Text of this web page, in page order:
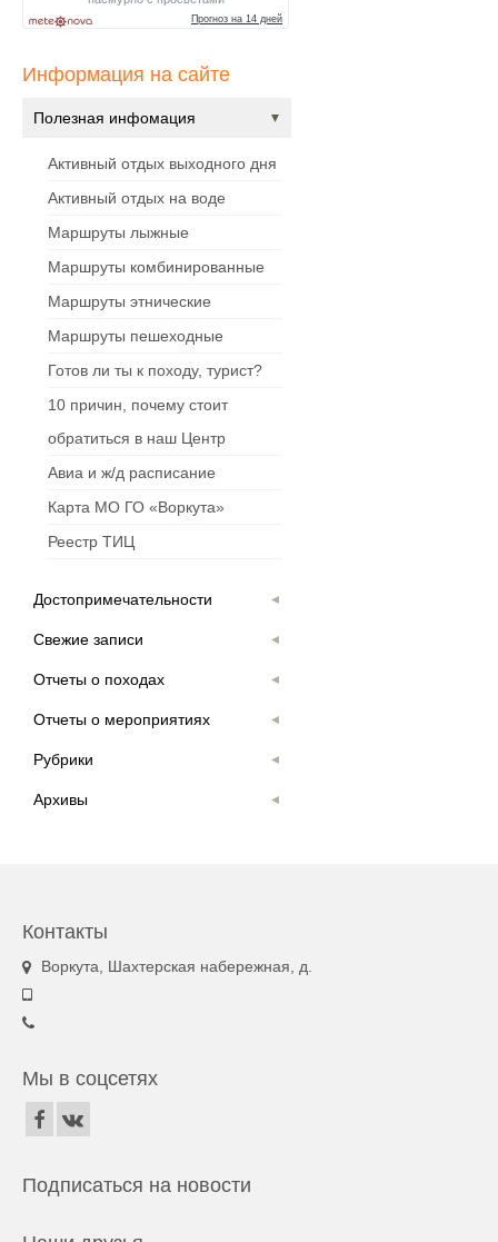
Информация на сайте
Полезная инфомация
Активный отдых выходного дня
Активный отдых на воде
Маршруты лыжные
Маршруты комбинированные
Маршруты этнические
Маршруты пешеходные
Готов ли ты к походу, турист?
10 причин, почему стоит
обратиться в наш Центр
Авиа и ж/д расписание
Карта МО ГО «Воркута»
Реестр ТИЦ
Достопримечательности
Свежие записи
Отчеты о походах
Отчеты о мероприятиях
Рубрики
Архивы
Контакты
Воркута, Шахтерская набережная, д.
Мы в соцсетях
Подписаться на новости